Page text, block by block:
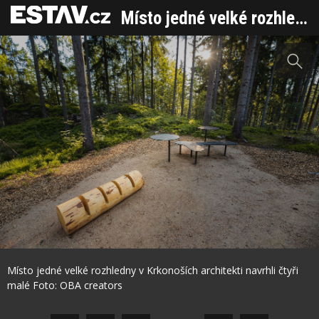
Místo jedné velké rozhledny v Krkonoších architekti navrhli čtyři malé
Místo jedné velké rozhledny v Krkonoších architekti navrhli čtyři
malé Foto: OBA creators
Sdílet na Facebooku
Sdílet na Pinterestu